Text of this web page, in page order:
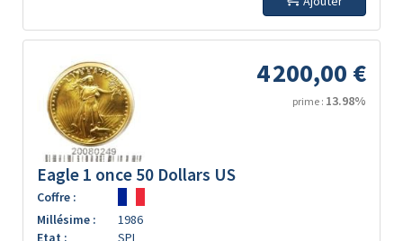
4 200,00 €
prime : 13.98%
Eagle 1 once 50 Dollars US
Coffre :
Millésime :
1986
Etat :
SPL